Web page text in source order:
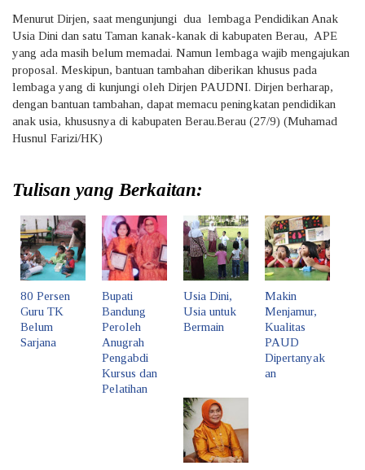
Menurut Dirjen, saat mengunjungi dua lembaga Pendidikan Anak
Usia Dini dan satu Taman kanak-kanak di kabupaten Berau, APE
yang ada masih belum memadai. Namun lembaga wajib mengajukan
proposal. Meskipun, bantuan tambahan diberikan khusus pada
lembaga yang di kunjungi oleh Dirjen PAUDNI. Dirjen berharap,
dengan bantuan tambahan, dapat memacu peningkatan pendidikan
anak usia, khususnya di kabupaten Berau.Berau (27/9) (Muhamad
Husnul Farizi/HK)
Tulisan yang Berkaitan:
80 Persen
Guru TK
Belum
Sarjana
Bupati
Bandung
Peroleh
Anugrah
Pengabdi
Kursus dan
Pelatihan
Usia Dini,
Usia untuk
Bermain
Makin
Menjamur,
Kualitas
PAUD
Dipertanyak
an